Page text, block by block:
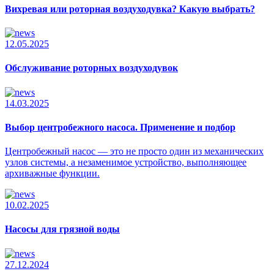
Вихревая или роторная воздуходувка? Какую выбрать?
12.05.2025
Обслуживание роторных воздуходувок
14.03.2025
Выбор центробежного насоса. Применение и подбор
Центробежный насос — это не просто один из механических
узлов системы, а незаменимое устройство, выполняющее
архиважные функции.
10.02.2025
Насосы для грязной воды
27.12.2024